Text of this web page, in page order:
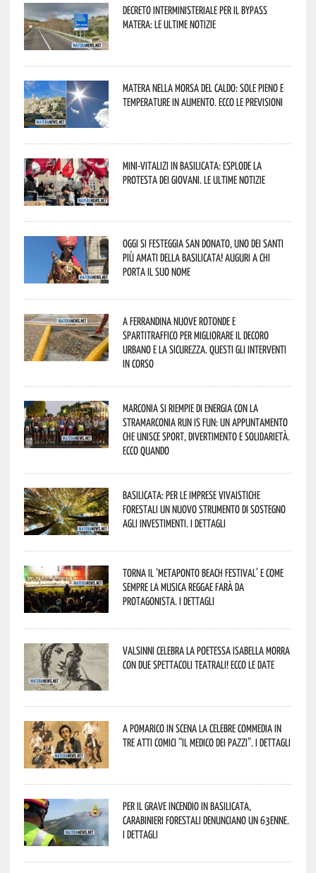
Decreto interministeriale per il Bypass
Matera: le ultime notizie
Matera nella morsa del caldo: sole pieno e
temperature in aumento. Ecco le previsioni
Mini-vitalizi in Basilicata: esplode la
protesta dei giovani. Le ultime notizie
Oggi si festeggia San Donato, uno dei Santi
più amati della Basilicata! Auguri a chi
porta il suo nome
A Ferrandina nuove rotonde e
spartitraffico per migliorare il decoro
urbano e la sicurezza. Questi gli interventi
in corso
Marconia si riempie di energia con la
StraMarconia Run is Fun: un appuntamento
che unisce sport, divertimento e solidarietà.
Ecco quando
Basilicata: per le imprese vivaistiche
forestali un nuovo strumento di sostegno
agli investimenti. I dettagli
Torna il ‘Metaponto beach festival’ e come
sempre la musica reggae farà da
protagonista. I dettagli
Valsinni celebra la poetessa Isabella Morra
con due spettacoli teatrali! Ecco le date
A Pomarico in scena la celebre commedia in
tre atti comici “Il medico dei pazzi”. I dettagli
Per il grave incendio in Basilicata,
Carabinieri forestali denunciano un 63enne.
I dettagli